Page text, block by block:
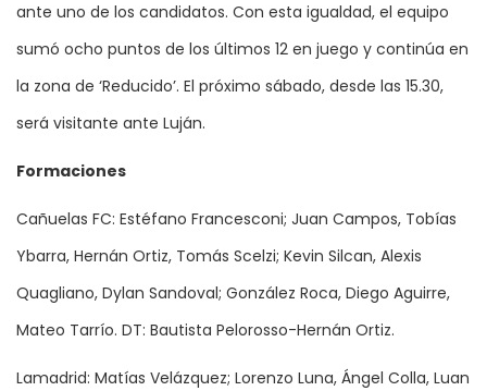
ante uno de los candidatos. Con esta igualdad, el equipo
sumó ocho puntos de los últimos 12 en juego y continúa en
la zona de ‘Reducido’. El próximo sábado, desde las 15.30,
será visitante ante Luján.
Formaciones
Cañuelas FC: Estéfano Francesconi; Juan Campos, Tobías
Ybarra, Hernán Ortiz, Tomás Scelzi; Kevin Silcan, Alexis
Quagliano, Dylan Sandoval; González Roca, Diego Aguirre,
Mateo Tarrío. DT: Bautista Pelorosso-Hernán Ortiz.
Lamadrid: Matías Velázquez; Lorenzo Luna, Ángel Colla, Luan